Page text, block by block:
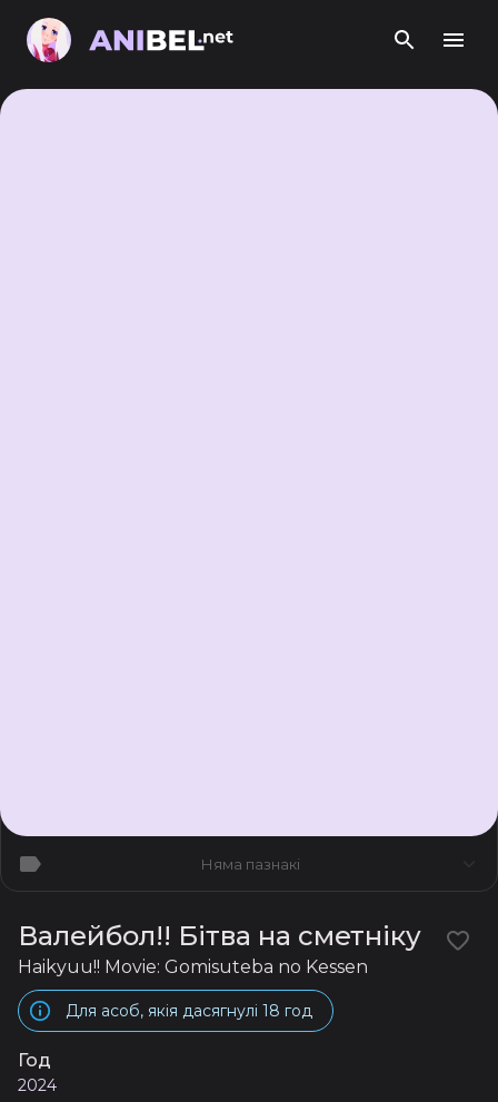
Няма пазнакі
Валейбол!! Бітва на сметніку
Haikyuu!! Movie: Gomisuteba no Kessen
Для асоб, якія дасягнулі 18 год
Год
2024